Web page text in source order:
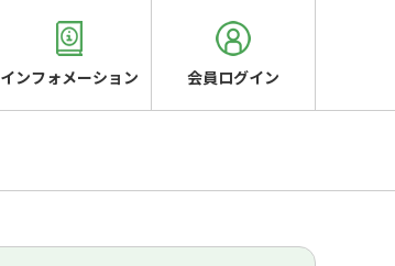
インフォメーション 会員ログイン